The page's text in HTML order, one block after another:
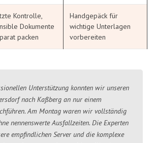
Kontrolle,
Dokumente
packen
Handgepäck für
wichtige Unterlagen
vorbereiten
Unterstützung konnten wir unseren
nach Kaßberg an nur einem
Am Montag waren wir vollständig
nennenswerte Ausfallzeiten. Die Experten
empfindlichen Server und die komplexe